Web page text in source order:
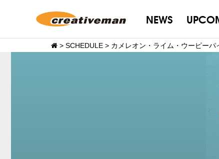
NEWS
> SCHEDULE > カメレオン・ライム・ウーピーパ